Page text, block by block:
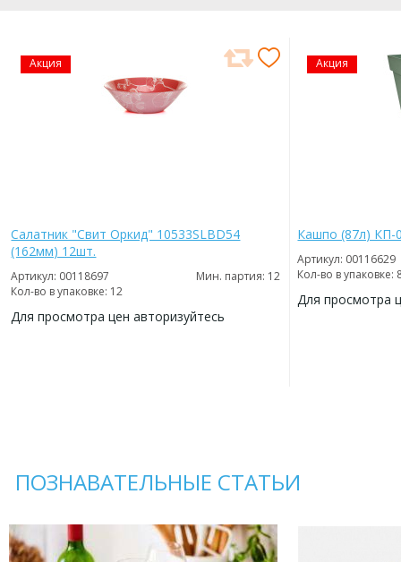
Акция
Салатник "Свит Оркид" 10533SLBD54
(162мм) 12шт.
Артикул: 00118697
Мин. партия: 12
Кол-во в упаковке: 12
Для просмотра цен авторизуйтесь
Акция
Кашпо (87л) КП-
Артикул: 00116629
Кол-во в упаковке:
Для просмотра
ПОЗНАВАТЕЛЬНЫЕ СТАТЬИ